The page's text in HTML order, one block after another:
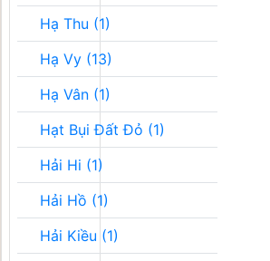
Hạ Thu (1)
Hạ Vy (13)
Hạ Vân (1)
Hạt Bụi Đất Đỏ (1)
Hải Hi (1)
Hải Hồ (1)
Hải Kiều (1)